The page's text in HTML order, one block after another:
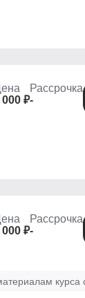
000 ₽
Рассрочка
-
000 ₽
Рассрочка
-
курса